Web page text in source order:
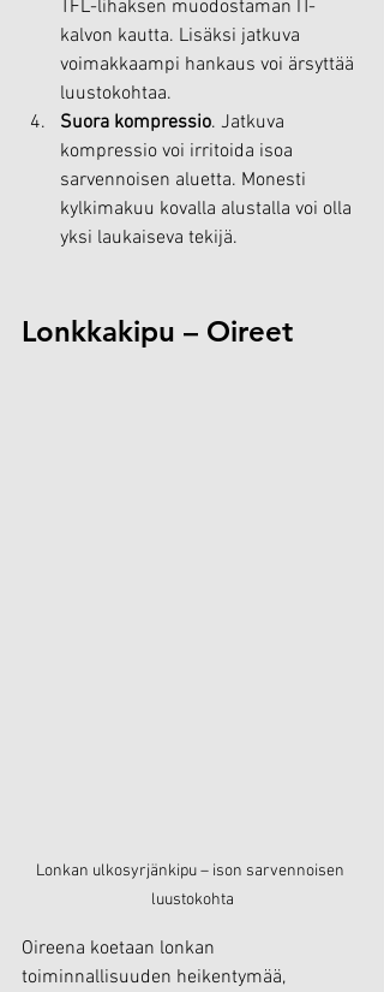
TFL-lihaksen muodostaman IT-
kalvon kautta. Lisäksi jatkuva
voimakkaampi hankaus voi ärsyttää
luustokohtaa.
Suora kompressio. Jatkuva
kompressio voi irritoida isoa
sarvennoisen aluetta. Monesti
kylkimakuu kovalla alustalla voi olla
yksi laukaiseva tekijä.
Lonkkakipu – Oireet
Lonkan ulkosyrjänkipu – ison sarvennoisen
luustokohta
Oireena koetaan lonkan
toiminnallisuuden heikentymää,